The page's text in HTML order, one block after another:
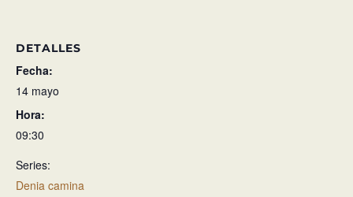
DETALLES
Fecha:
14 mayo
Hora:
09:30
Series:
Denia camina